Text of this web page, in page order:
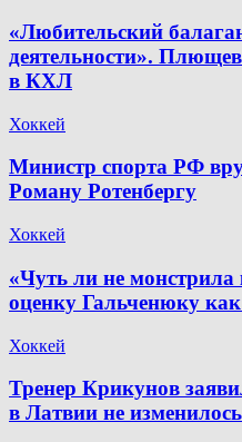
«Любительский
деятельности».
в КХЛ
Хоккей
Министр спорта РФ
Роману Ротенбергу
Хоккей
«Чуть ли не
оценку Гальченюку
Хоккей
Тренер Крикунов
в Латвии не